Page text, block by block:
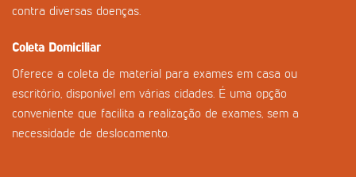
contra diversas doenças.
Coleta Domiciliar
Oferece a coleta de material para exames em casa ou
escritório, disponível em várias cidades. É uma opção
conveniente que facilita a realização de exames, sem a
necessidade de deslocamento.